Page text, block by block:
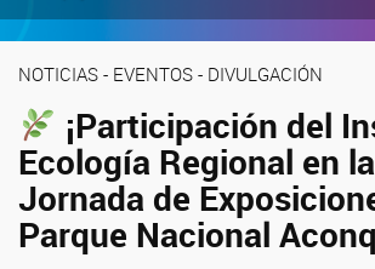
NOTICIAS - EVENTOS - DIVULGACIÓN
¡Participación del
Ecología Regional en
Jornada de
Parque Nacional